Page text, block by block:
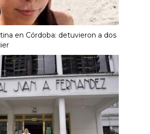
en Córdoba: detuvieron a dos